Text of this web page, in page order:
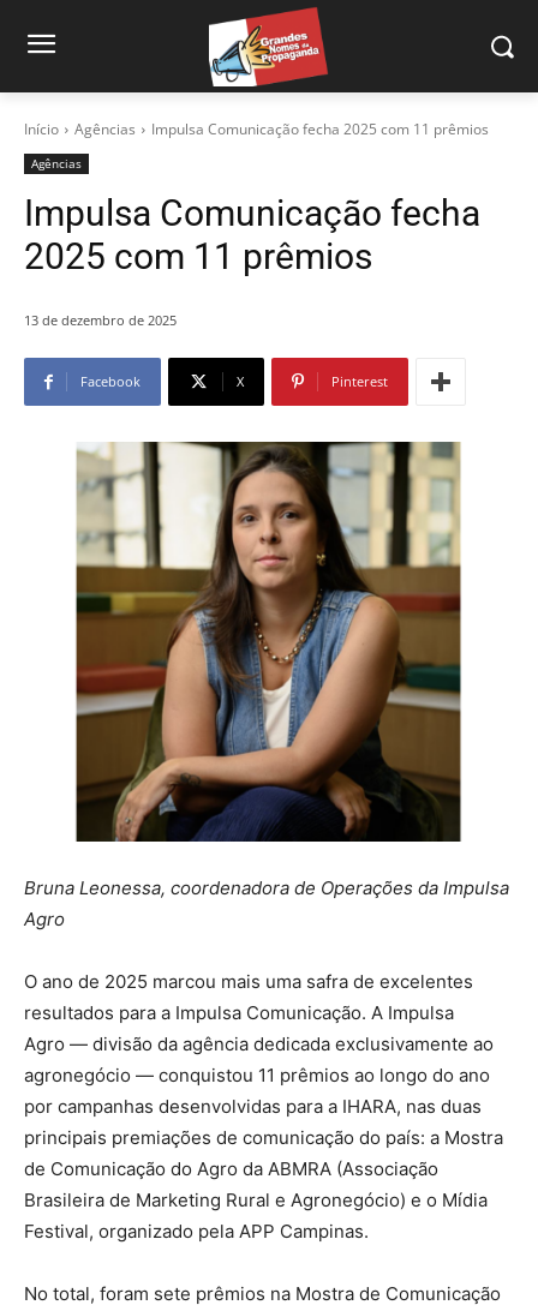
Início Agências Impulsa Comunicação fecha 2025 com 11 prêmios
Agências
Impulsa Comunicação fecha
2025 com 11 prêmios
13 de dezembro de 2025
Facebook X Pinterest
Bruna Leonessa, coordenadora de Operações da Impulsa
Agro
O ano de 2025 marcou mais uma safra de excelentes
resultados para a Impulsa Comunicação. A Impulsa
Agro — divisão da agência dedicada exclusivamente ao
agronegócio — conquistou 11 prêmios ao longo do ano
por campanhas desenvolvidas para a IHARA, nas duas
principais premiações de comunicação do país: a Mostra
de Comunicação do Agro da ABMRA (Associação
Brasileira de Marketing Rural e Agronegócio) e o Mídia
Festival, organizado pela APP Campinas.
No total, foram sete prêmios na Mostra de Comunicação